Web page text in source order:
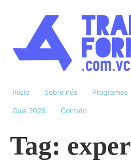
Início Sobre nós Programas
Guia 2026 Contato
Tag: